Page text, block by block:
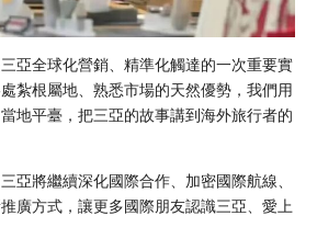
亞全球化營銷、精準化觸達的一次重要實
紮根屬地、熟悉市場的天然優勢，我們用
地平臺，把三亞的故事講到海外旅行者的
亞將繼續深化國際合作、加密國際航線、
廣方式，讓更多國際朋友認識三亞、愛上